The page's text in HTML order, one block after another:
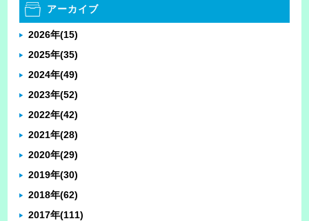
アーカイブ
2026年(15)
2025年(35)
2024年(49)
2023年(52)
2022年(42)
2021年(28)
2020年(29)
2019年(30)
2018年(62)
2017年(111)